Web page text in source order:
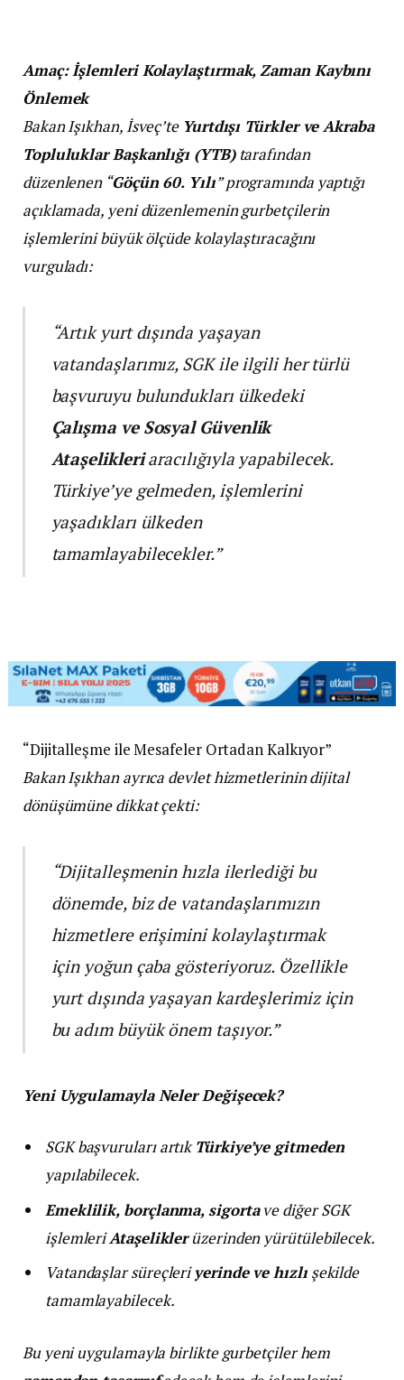
Amaç: İşlemleri Kolaylaştırmak, Zaman Kaybını
Önlemek
Bakan Işıkhan, İsveç’te Yurtdışı Türkler ve Akraba
Topluluklar Başkanlığı (YTB)tarafından
düzenlenen “Göçün 60. Yılı” programında yaptığı
açıklamada, yeni düzenlemenin gurbetçilerin
işlemlerini büyük ölçüde kolaylaştıracağını
vurguladı:
“Artık yurt dışında yaşayan
vatandaşlarımız, SGK ile ilgili her türlü
başvuruyu bulundukları ülkedeki
Çalışma ve Sosyal Güvenlik
Ataşelikleriaracılığıyla yapabilecek.
Türkiye’ye gelmeden, işlemlerini
yaşadıkları ülkeden
tamamlayabilecekler.”
“Dijitalleşme ile Mesafeler Ortadan Kalkıyor”
Bakan Işıkhan ayrıca devlet hizmetlerinin dijital
dönüşümüne dikkat çekti:
“Dijitalleşmenin hızla ilerlediği bu
dönemde, biz de vatandaşlarımızın
hizmetlere erişimini kolaylaştırmak
için yoğun çaba gösteriyoruz. Özellikle
yurt dışında yaşayan kardeşlerimiz için
bu adım büyük önem taşıyor.”
Yeni Uygulamayla Neler Değişecek?
SGK başvuruları artıkTürkiye’ye gitmeden
yapılabilecek.
Emeklilik, borçlanma, sigortave diğer SGK
işlemleriAtaşeliklerüzerinden yürütülebilecek.
Vatandaşlar süreçleriyerinde ve hızlışekilde
tamamlayabilecek.
Bu yeni uygulamayla birlikte gurbetçiler hem